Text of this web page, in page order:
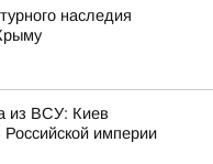
наследия
из ВСУ: Киев
империи